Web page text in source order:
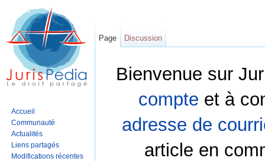
Bienvenue sur
compte et à
adresse de
article en
Page Discussion
Accueil
Communauté
Actualités
Liens partagés
Modifications récentes